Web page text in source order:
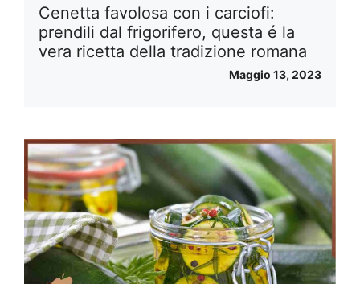
Cenetta favolosa con i carciofi:
prendili dal frigorifero, questa é la
vera ricetta della tradizione romana
Maggio 13, 2023